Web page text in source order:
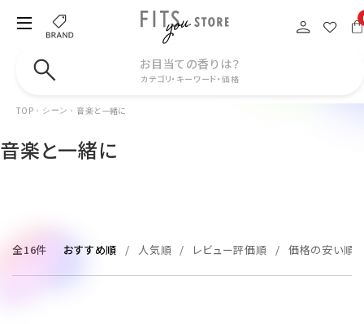
お目当ての香りは？
カテゴリ・キーワード・価格
TOP シーン 音楽と一緒に
音楽と一緒に
全16件 おすすめ順 人気順 レビュー評価順 価格の安い順